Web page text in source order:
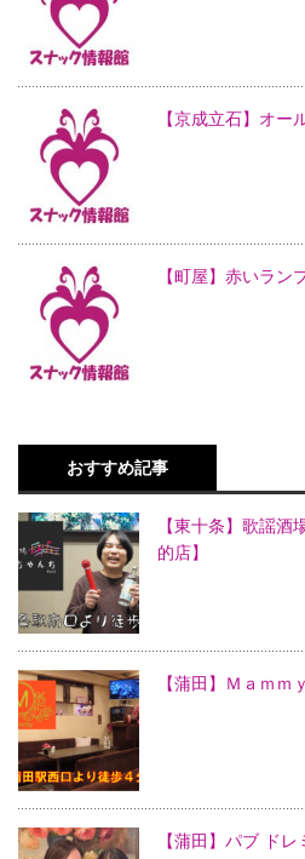
【京成立石】オー
【町屋】赤いラン
おすすめ記事
【東十条】歌謡酒
的店】
【蒲田】Ｍａｍｍ
【蒲田】パブ ドレ